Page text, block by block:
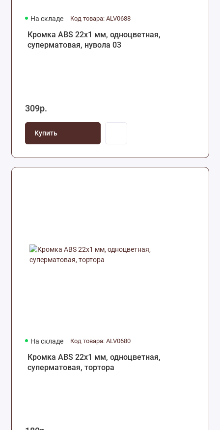
На складе Код товара: ALV0688
Кромка ABS 22х1 мм, одноцветная,
суперматовая, нувола 03
309р.
Купить
На складе Код товара: ALV0680
Кромка ABS 22х1 мм, одноцветная,
суперматовая, тортора